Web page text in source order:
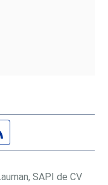
Twitter
SAPI de CV